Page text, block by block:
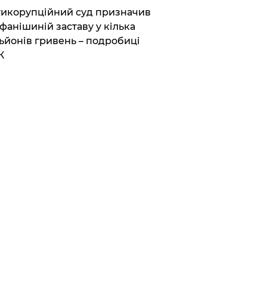
суд призначив
заставу у кілька
гривень – подробиці